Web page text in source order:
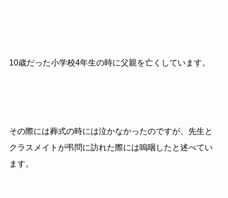
10歳だった小学校4年生の時に父親を亡くしています。
その際には葬式の時には泣かなかったのですが、先生と
クラスメイトが弔問に訪れた際には嗚咽したと述べてい
ます。